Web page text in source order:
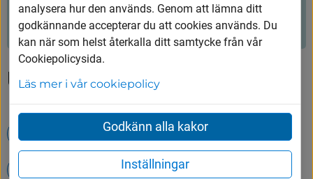
Ja Nej
Upptäck mer
Öppettider på Tumbergs ÅVC
Hämtning av ditt hushållsavfall
analysera hur den används. Genom att lämna ditt
godkännande accepterar du att cookies används. Du
kan när som helst återkalla ditt samtycke från vår
Cookiepolicysida.
Läs mer i vår cookiepolicy
Godkänn alla kakor
Inställningar